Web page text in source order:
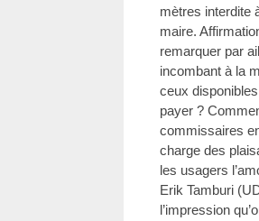
mètres interdite
maire.
remarquer par
incombant à la
ceux
payer ?
commissaires
charge des
les usagers
Erik Tamburi
l’impression